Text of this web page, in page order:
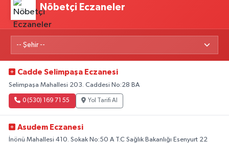
Nöbetçi Eczaneler
Cadde Selimpaşa Eczanesi
Selimpaşa Mahallesi 203. Caddesi No:28 BA
0 (530) 169 71 55 Yol Tarifi Al
Asudem Eczanesi
İnönü Mahallesi 410. Sokak No:50 A T.C Sağlık Bakanlığı Esenyurt 22